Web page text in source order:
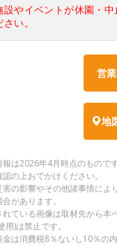
やイベントが休園・
さい。
営
地
は2026年4月時点のもので
の上おでかけください。
の影響やその他諸事情によ
があります。
ている画像は取材先から本
用)は禁止です。
は消費税8％ないし10％の内